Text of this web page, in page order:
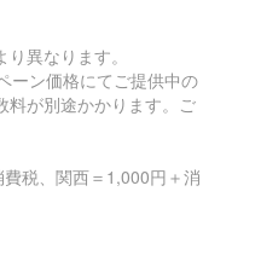
異なります。
ーン価格にてご提供中の
料が別途かかります。ご
税、関西＝1,000円＋消